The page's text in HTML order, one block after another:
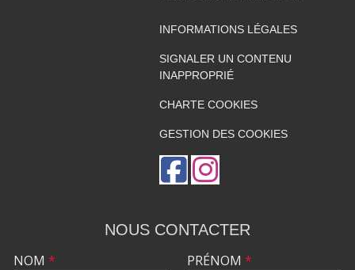
INFORMATIONS LÉGALES
SIGNALER UN CONTENU
INAPPROPRIÉ
CHARTE COOKIES
GESTION DES COOKIES
NOUS CONTACTER
NOM * PRÉNOM *